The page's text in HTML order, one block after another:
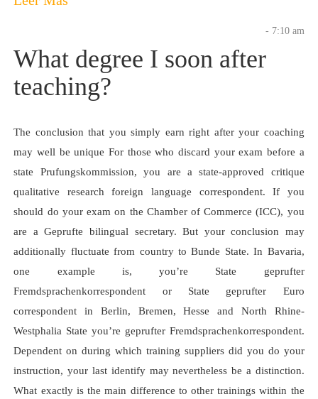
- 7:10 am
What degree I soon after
teaching?
The conclusion that you simply earn right after your coaching
may well be unique For those who discard your exam before a
state Prufungskommission, you are a state-approved critique
qualitative research foreign language correspondent. If you
should do your exam on the Chamber of Commerce (ICC), you
are a Geprufte bilingual secretary. But your conclusion may
additionally fluctuate from country to Bunde State. In Bavaria,
one example is, you’re State geprufter
Fremdsprachenkorrespondent or State geprufter Euro
correspondent in Berlin, Bremen, Hesse and North Rhine-
Westphalia State you’re geprufter Fremdsprachenkorrespondent.
Dependent on during which training suppliers did you do your
instruction, your last identify may nevertheless be a distinction.
What exactly is the main difference to other trainings within the